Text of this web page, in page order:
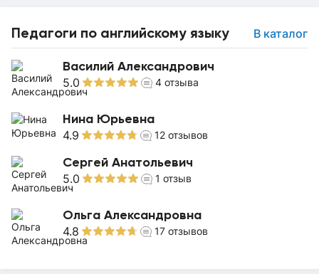
Педагоги по английскому языку В каталог
Василий Александрович
5.0 4 отзыва
Нина Юрьевна
4.9 12 отзывов
Сергей Анатольевич
5.0 1 отзыв
Ольга Александровна
4.8 17 отзывов